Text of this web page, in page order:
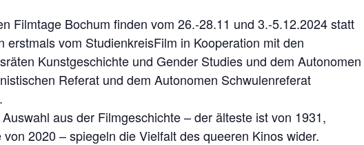
Filmtage Bochum finden vom 26.-28.11 und 3.-5.12.2024 statt
erstmals vom StudienkreisFilm in Kooperation mit den
Kunstgeschichte und Gender Studies und dem Autonomen
Referat und dem Autonomen Schwulenreferat
aus der Filmgeschichte – der älteste ist von 1931,
von 2020 – spiegeln die Vielfalt des queeren Kinos wider.